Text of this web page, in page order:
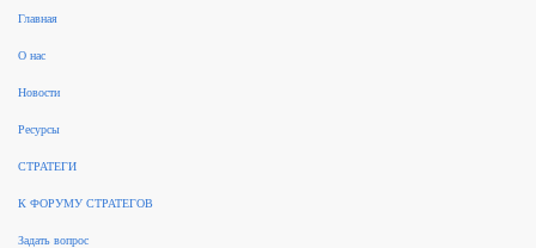
Главная
О нас
Новости
Ресурсы
СТРАТЕГИ
К ФОРУМУ СТРАТЕГОВ
Задать вопрос
Рынок консалтинга
Законодательство
Архив новостей / За
рубежом